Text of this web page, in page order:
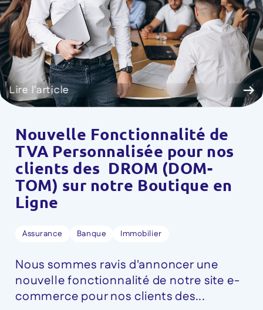
Lire l'article
Nouvelle Fonctionnalité de
TVA Personnalisée pour nos
clients des DROM (DOM-
TOM) sur notre Boutique en
Ligne
Assurance Banque Immobilier
Nous sommes ravis d'annoncer une
nouvelle fonctionnalité de notre site e-
commerce pour nos clients des...